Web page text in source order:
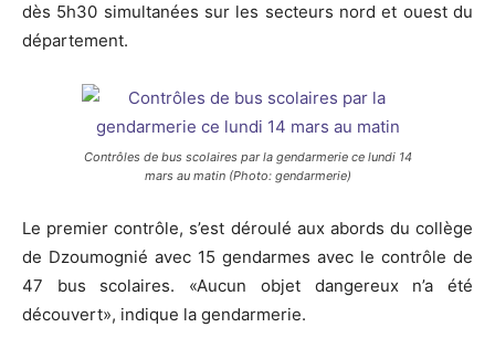
dès 5h30 simultanées sur les secteurs nord et ouest du
département.
Contrôles de bus scolaires par la gendarmerie ce lundi 14
mars au matin (Photo: gendarmerie)
Le premier contrôle, s’est déroulé aux abords du collège
de Dzoumognié avec 15 gendarmes avec le contrôle de
47 bus scolaires. «Aucun objet dangereux n’a été
découvert», indique la gendarmerie.